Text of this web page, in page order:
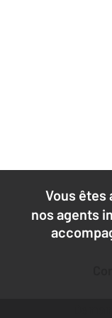
Vous êtes
nos agents